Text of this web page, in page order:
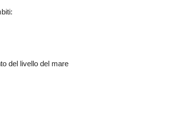
del livello del mare